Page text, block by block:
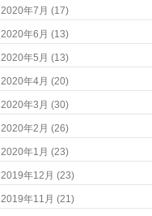
2020年7月 (17)
2020年6月 (13)
2020年5月 (13)
2020年4月 (20)
2020年3月 (30)
2020年2月 (26)
2020年1月 (23)
2019年12月 (23)
2019年11月 (21)